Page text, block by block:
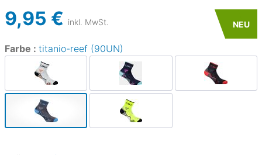
9,95 € inkl. MwSt. NEU
Farbe : titanio-reef (90UN)